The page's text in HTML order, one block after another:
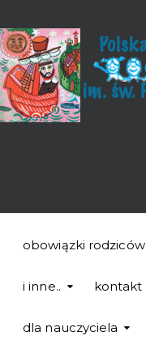
obowiązki rodziców
i inne.. kontakt
dla nauczyciela